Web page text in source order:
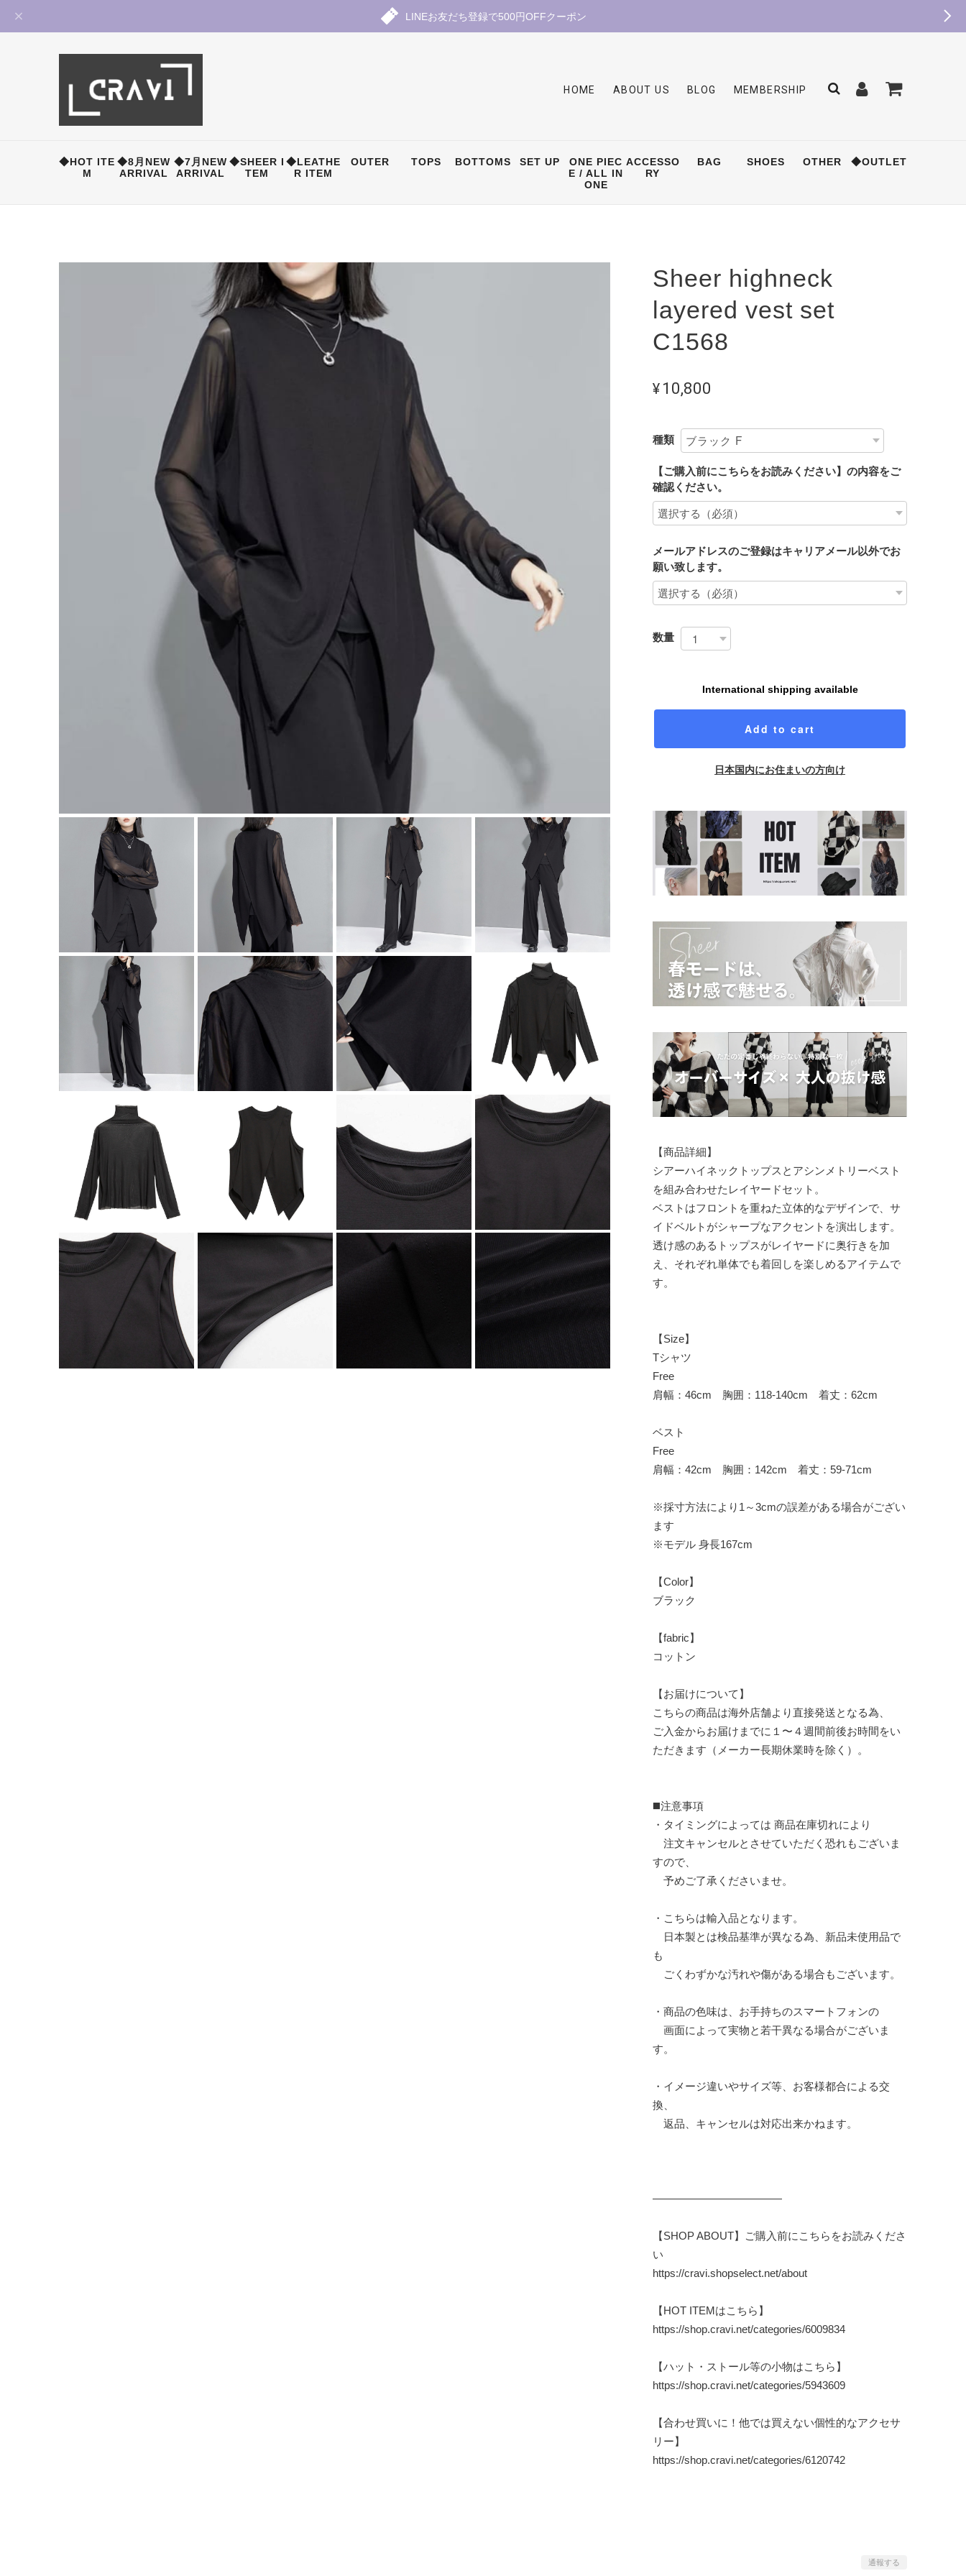
LINEお友だち登録で500円OFFクーポン
HOME ABOUT US BLOG MEMBERSHIP
◆HOT ITE
M
◆8月NEW
ARRIVAL
◆7月NEW
ARRIVAL
◆SHEER I
TEM
◆LEATHE
R ITEM
OUTER TOPS BOTTOMS SET UP
ONE PIEC
E / ALL IN
ONE
ACCESSO
RY
BAG SHOES OTHER ◆OUTLET
Sheer highneck
layered vest set
C1568
¥10,800
種類
【ご購入前にこちらをお読みください】の内容をご
確認ください。
メールアドレスのご登録はキャリアメール以外でお
願い致します。
数量
International shipping available
Add to cart
日本国内にお住まいの方向け
【商品詳細】
シアーハイネックトップスとアシンメトリーベスト
を組み合わせたレイヤードセット。
ベストはフロントを重ねた立体的なデザインで、サ
イドベルトがシャープなアクセントを演出します。
透け感のあるトップスがレイヤードに奥行きを加
え、それぞれ単体でも着回しを楽しめるアイテムで
す。
【Size】
Tシャツ
Free
肩幅：46cm 胸囲：118-140cm 着丈：62cm
ベスト
Free
肩幅：42cm 胸囲：142cm 着丈：59-71cm
※採寸方法により1～3cmの誤差がある場合がござい
ます
※モデル 身長167cm
【Color】
ブラック
【fabric】
コットン
【お届けについて】
こちらの商品は海外店舗より直接発送となる為、
ご入金からお届けまでに１〜４週間前後お時間をい
ただきます（メーカー長期休業時を除く）。
◼️注意事項
・タイミングによっては 商品在庫切れにより
注文キャンセルとさせていただく恐れもございま
すので、
予めご了承くださいませ。
・こちらは輸入品となります。
日本製とは検品基準が異なる為、新品未使用品で
も
ごくわずかな汚れや傷がある場合もございます。
・商品の色味は、お手持ちのスマートフォンの
画面によって実物と若干異なる場合がございま
す。
・イメージ違いやサイズ等、お客様都合による交
換、
返品、キャンセルは対応出来かねます。
————————————
【SHOP ABOUT】ご購入前にこちらをお読みくださ
い
https://cravi.shopselect.net/about
【HOT ITEMはこちら】
https://shop.cravi.net/categories/6009834
【ハット・ストール等の小物はこちら】
https://shop.cravi.net/categories/5943609
【合わせ買いに！他では買えない個性的なアクセサ
リー】
https://shop.cravi.net/categories/6120742
通報する